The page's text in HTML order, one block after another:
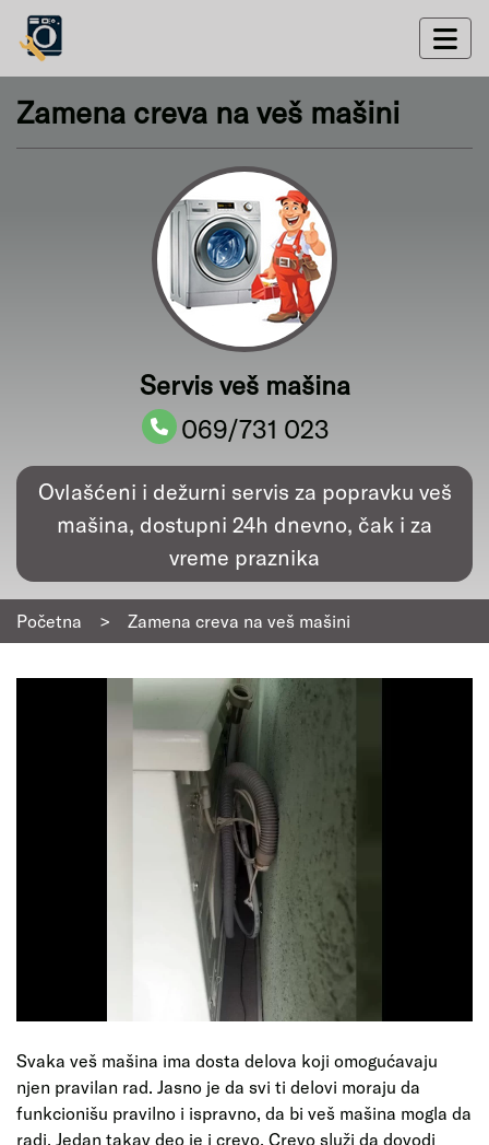
Zamena creva na veš mašini
Servis veš mašina
069/731 023
Ovlašćeni i dežurni servis za popravku veš
mašina, dostupni 24h dnevno, čak i za
vreme praznika
Početna > Zamena creva na veš mašini
Svaka veš mašina ima dosta delova koji omogućavaju
njen pravilan rad. Jasno je da svi ti delovi moraju da
funkcionišu pravilno i ispravno, da bi veš mašina mogla da
radi. Jedan takav deo je i crevo. Crevo služi da dovodi